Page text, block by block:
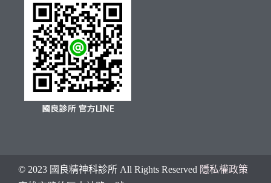
© 2023 國良精神科診所 All Rights Reserved 隱私權政策